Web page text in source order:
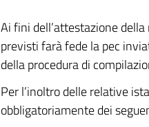
Ai fini dell’attestazione
previsti farà fede la pec
della procedura di
Per l’inoltro delle relative
obbligatoriamente dei